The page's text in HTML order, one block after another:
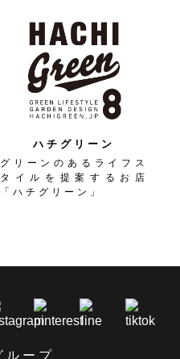
ハチグリーン
グリーンのあるライフス
タイルを提案するお店
「ハチグリーン」